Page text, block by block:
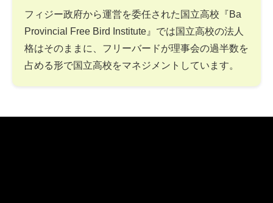
フィジー政府から運営を委任された国立高校『Ba
Provincial Free Bird Institute』では国立高校の法人
格はそのままに、フリーバードが理事会の過半数を
占める形で国立高校をマネジメントしています。